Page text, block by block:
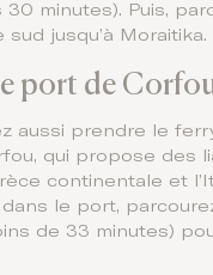
30 minutes). Puis,
jusqu’à Moraitika.
port de
aussi prendre le
qui propose des
continentale et
le port,
de 33 minutes)